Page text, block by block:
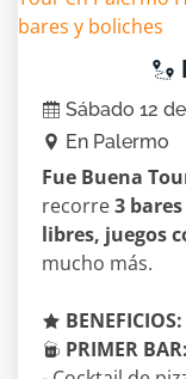
Sábado 12
En Palermo
Fue Buena
recorre3
libres, juegos
mucho más.
BENEFICIOS:
PRIMER BAR: